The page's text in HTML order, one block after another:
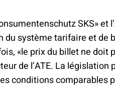
SKS» et
du système tarifaire et de
«le prix du billet ne doit
de l’ATE. La législation
conditions comparables